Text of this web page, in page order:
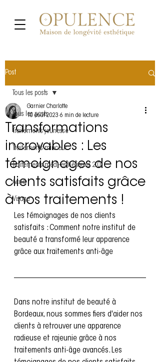
Post
Tous les posts
Traitements jeunesse
Traitements minceur
Traitements médi-esthétiques 2.0
Acné
Visage
Tous les posts
Transformations
incroyables : Les
témoignages de nos
clients satisfaits grâce
à nos traitements !
Garnier Charlotte
10 août 2023 6 min de lecture
Les témoignages de nos clients
satisfaits : Comment notre institut de
beauté a transformé leur apparence
grâce aux traitements anti-âge
Dans notre institut de beauté à
Bordeaux, nous sommes fiers d'aider nos
clients à retrouver une apparence
radieuse et rajeunie grâce à nos
traitements anti-âge avancés. Les